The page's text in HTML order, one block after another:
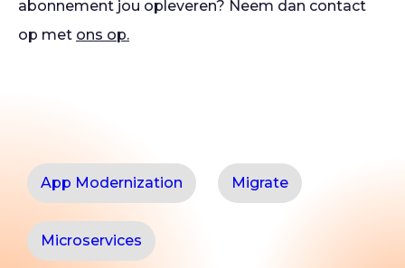
abonnement jou opleveren? Neem dan contact
op met ons op.
App Modernization Migrate
Microservices